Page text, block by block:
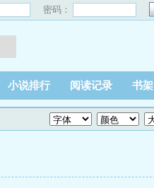
密码：
小说排行 阅读记录 书架